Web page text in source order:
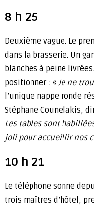
8 h 25
Deuxième vague. Le
dans la brasserie. Un
blanches à peine
positionner : « Je ne
l’unique nappe ronde
Stéphane Counelakis,
Les tables sont
joli pour accueillir nos
10 h 21
Le téléphone sonne
trois maîtres d’hôtel,